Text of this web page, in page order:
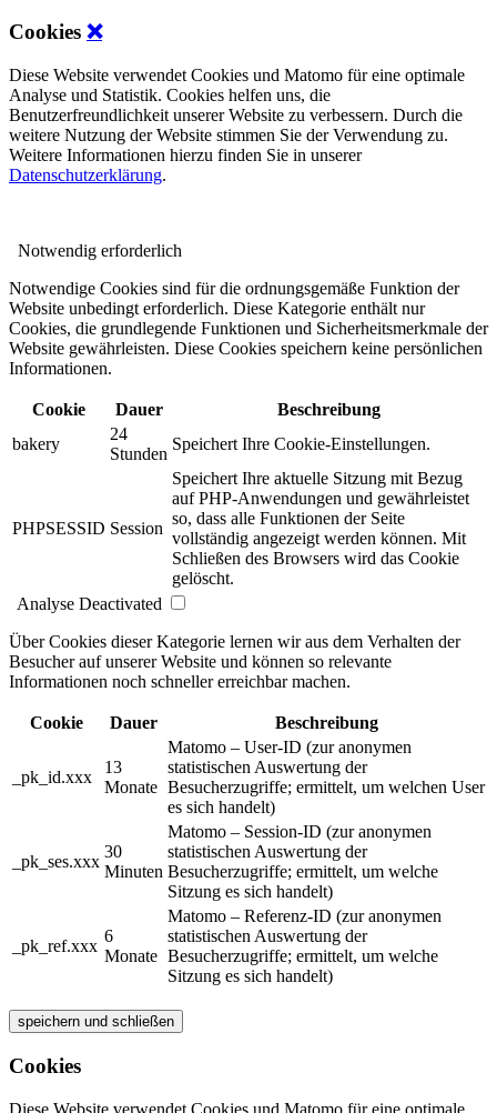
Cookies ❌
Diese Website verwendet Cookies und Matomo für eine optimale
Analyse und Statistik. Cookies helfen uns, die
Benutzerfreundlichkeit unserer Website zu verbessern. Durch die
weitere Nutzung der Website stimmen Sie der Verwendung zu.
Weitere Informationen hierzu finden Sie in unserer
Datenschutzerklärung.
Notwendig erforderlich
Notwendige Cookies sind für die ordnungsgemäße Funktion der
Website unbedingt erforderlich. Diese Kategorie enthält nur
Cookies, die grundlegende Funktionen und Sicherheitsmerkmale der
Website gewährleisten. Diese Cookies speichern keine persönlichen
Informationen.
Cookie Dauer
Beschreibung
bakery
24
Stunden
Speichert Ihre Cookie-Einstellungen.
PHPSESSID Session
Speichert Ihre aktuelle Sitzung mit Bezug
auf PHP-Anwendungen und gewährleistet
so, dass alle Funktionen der Seite
vollständig angezeigt werden können. Mit
Schließen des Browsers wird das Cookie
gelöscht.
Analyse Deactivated
Über Cookies dieser Kategorie lernen wir aus dem Verhalten der
Besucher auf unserer Website und können so relevante
Informationen noch schneller erreichbar machen.
Cookie Dauer Beschreibung
_pk_id.xxx
13
Monate
Matomo – User-ID (zur anonymen
statistischen Auswertung der
Besucherzugriffe; ermittelt, um welchen User
es sich handelt)
_pk_ses.xxx
30
Minuten
Matomo – Session-ID (zur anonymen
statistischen Auswertung der
Besucherzugriffe; ermittelt, um welche
Sitzung es sich handelt)
_pk_ref.xxx
6
Monate
Matomo – Referenz-ID (zur anonymen
statistischen Auswertung der
Besucherzugriffe; ermittelt, um welche
Sitzung es sich handelt)
speichern und schließen
Cookies
Diese Website verwendet Cookies und Matomo für eine optimale